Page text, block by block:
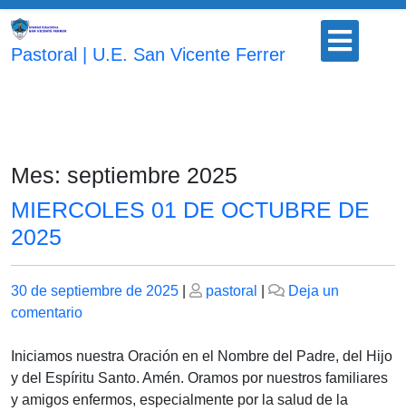
Saltar
contenido
Pastoral | U.E. San Vicente Ferrer
Botón
abrir
Mes: septiembre 2025
MIERCOLES 01 DE OCTUBRE DE
2025
Publicado
el
30 de septiembre de 2025
Publicado
pastoral
Deja un
comentarioen
01
DE
OCTUBRE
Iniciamos nuestra Oración en el Nombre del Padre, del Hijo
y del Espíritu Santo. Amén. Oramos por nuestros familiares
y amigos enfermos, especialmente por la salud de la